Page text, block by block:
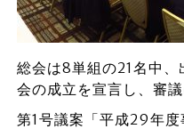
総会は8単組の21名中
会の成立を宣言し、審議
第1号議案「平成29年